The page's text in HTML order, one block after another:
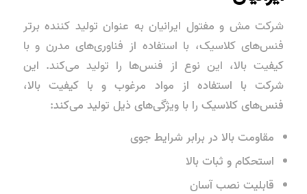
شرکت مش و مفتول ایرانیان به عنوان تولید کننده برتر
فنس‌های کلاسیک، با استفاده از فناوری‌های مدرن و با
کیفیت بالا، این نوع از فنس‌ها را تولید می‌کند. این
شرکت با استفاده از مواد مرغوب و با کیفیت بالا،
فنس‌های کلاسیک را با ویژگی‌های ذیل تولید می‌کند:
مقاومت بالا در برابر شرایط جوی
استحکام و ثبات بالا
قابلیت نصب آسان